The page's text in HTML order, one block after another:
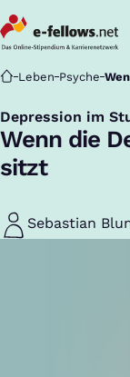
Startseite
Leben Psyche
Depression im
:
Wenn die
sitzt
Sebastian